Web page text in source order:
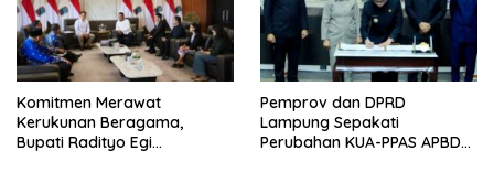
Komitmen Merawat
Kerukunan Beragama,
Bupati Radityo Egi
Pemprov dan DPRD
Lampung Sepakati
Perubahan KUA-PPAS APBD